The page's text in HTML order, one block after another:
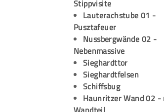
Stippvisite
Lauterachstube 01 -
Pusztafeuer
Nussbergwände 02 -
Nebenmassive
Sieghardttor
Sieghardtfelsen
Schiffsbug
Haunritzer Wand 02 -